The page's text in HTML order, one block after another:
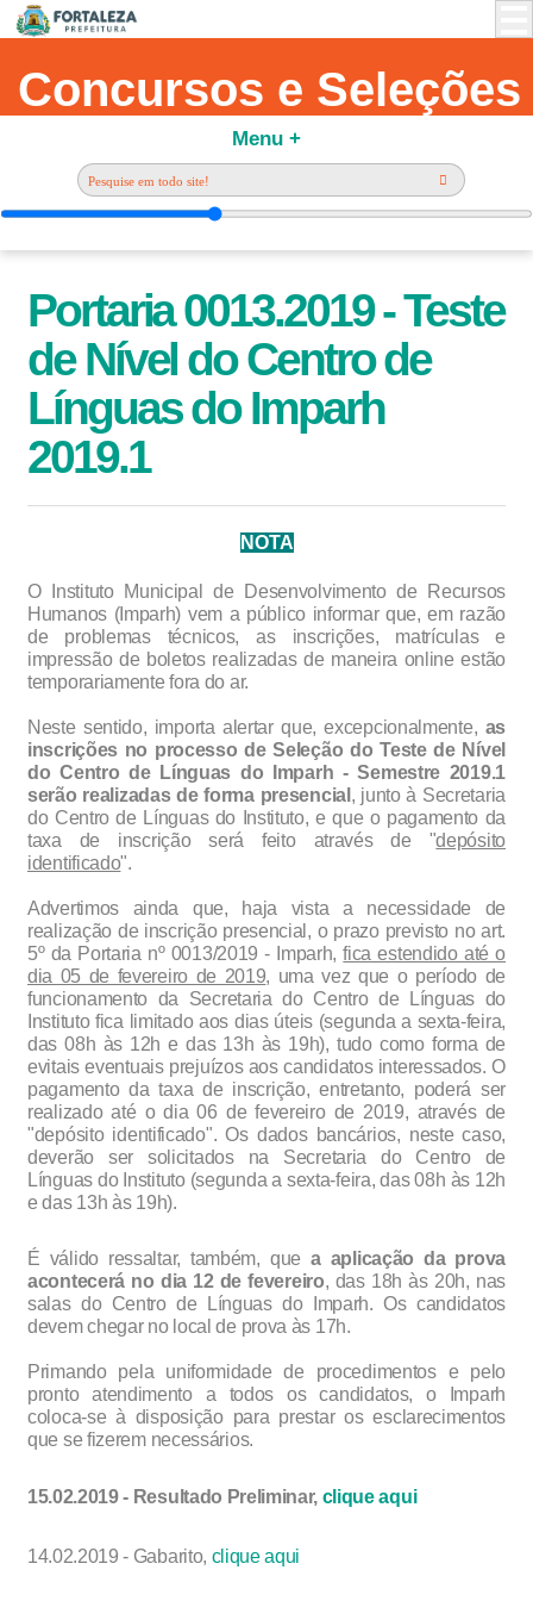
Concursos e Seleções
Menu +
Portaria 0013.2019 - Teste
de Nível do Centro de
Línguas do Imparh
2019.1
NOTA
O Instituto Municipal de Desenvolvimento de Recursos
Humanos (Imparh) vem a público informar que, em razão
de problemas técnicos, as inscrições, matrículas e
impressão de boletos realizadas de maneira online estão
temporariamente fora do ar.
Neste sentido, importa alertar que, excepcionalmente, as
inscrições no processo de Seleção do Teste de Nível
do Centro de Línguas do Imparh - Semestre 2019.1
serão realizadas de forma presencial , junto à Secretaria
do Centro de Línguas do Instituto, e que o pagamento da
taxa de inscrição será feito através de "depósito
identificado".
Advertimos ainda que, haja vista a necessidade de
realização de inscrição presencial, o prazo previsto no art.
5º da Portaria nº 0013/2019 - Imparh,fica estendido até o
dia 05 de fevereiro de 2019, uma vez que o período de
funcionamento da Secretaria do Centro de Línguas do
Instituto fica limitado aos dias úteis (segunda a sexta-feira,
das 08h às 12h e das 13h às 19h), tudo como forma de
evitais eventuais prejuízos aos candidatos interessados. O
pagamento da taxa de inscrição, entretanto, poderá ser
realizado até o dia 06 de fevereiro de 2019, através de
"depósito identificado". Os dados bancários, neste caso,
deverão ser solicitados na Secretaria do Centro de
Línguas do Instituto (segunda a sexta-feira, das 08h às 12h
e das 13h às 19h).
É válido ressaltar, também, que a aplicação da prova
acontecerá no dia 12 de fevereiro, das 18h às 20h, nas
salas do Centro de Línguas do Imparh. Os candidatos
devem chegar no local de prova às 17h.
Primando pela uniformidade de procedimentos e pelo
pronto atendimento a todos os candidatos, o Imparh
coloca-se à disposição para prestar os esclarecimentos
que se fizerem necessários.
15.02.2019 - Resultado Preliminar, clique aqui
14.02.2019 - Gabarito, clique aqui